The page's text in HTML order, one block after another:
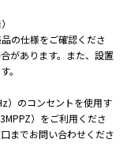
1,200:1
の仕様をご確認くださ
があります。また、設置
。
）のコンセントを使用す
）をご利用くださ
までお問い合わせくださ